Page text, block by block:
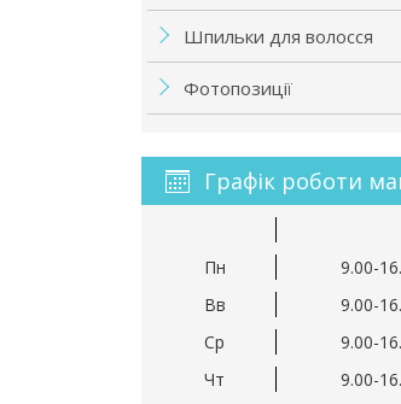
Шпильки для волосся
Фотопозиції
Графік роботи
Пн
9.00-
Вв
9.00-
Ср
9.00-
Чт
9.00-